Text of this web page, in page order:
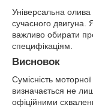
Універсальна
сучасного двигуна.
важливо обирати
специфікаціям.
Висновок
Сумісність
визначається не
офіційними